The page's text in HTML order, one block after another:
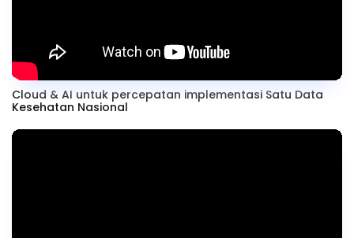
Cloud & AI untuk percepatan implementasi Satu Data
Kesehatan Nasional